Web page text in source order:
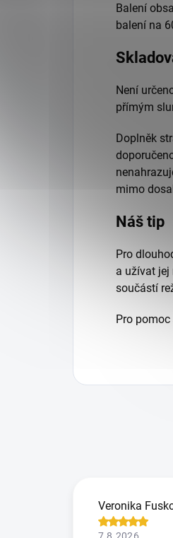
Balení
balení na
Není
přímým
Doplněk
mimo
Náš tip
Pro
a užívat jej
součástí
Pro
Veronika